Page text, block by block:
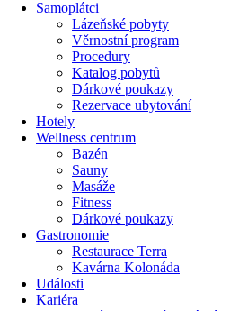
Samoplátci
Lázeňské pobyty
Věrnostní program
Procedury
Katalog pobytů
Dárkové poukazy​
Rezervace ubytování
Hotely
Wellness centrum
Bazén
Sauny
Masáže
Fitness
Dárkové poukazy​
Gastronomie
Restaurace Terra
Kavárna Kolonáda
Události
Kariéra